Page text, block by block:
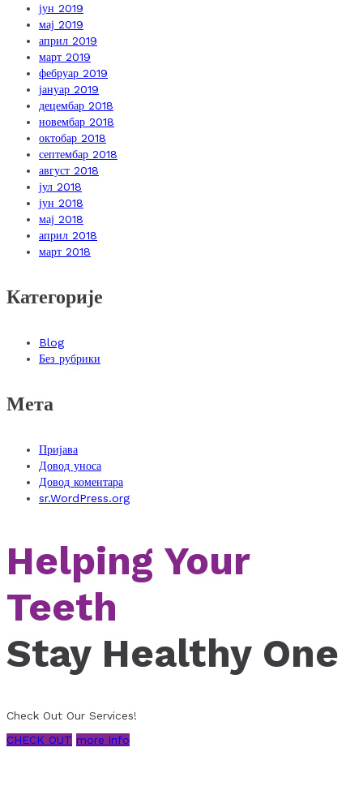
јун 2019
мај 2019
април 2019
март 2019
фебруар 2019
јануар 2019
децембар 2018
новембар 2018
октобар 2018
септембар 2018
август 2018
јул 2018
јун 2018
мај 2018
април 2018
март 2018
Категорије
Blog
Без рубрики
Мета
Пријава
Довод уноса
Довод коментара
sr.WordPress.org
Helping Your
Teeth
Stay Healthy One
Check Out Our Services!
CHECK OUT more info